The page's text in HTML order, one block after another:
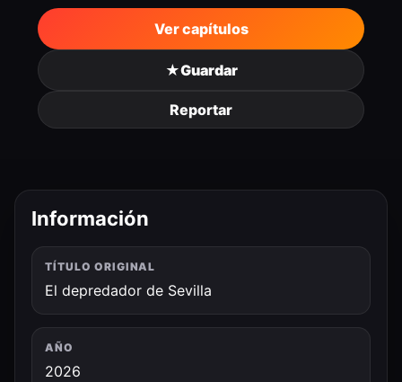
Ver capítulos
★Guardar
Reportar
Información
TÍTULO ORIGINAL
El depredador de Sevilla
AÑO
2026